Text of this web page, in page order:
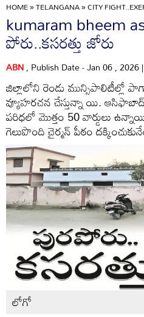
HOME»TELANGANA»CITY
kumaram bheem
పోరు..కసరత్తు జోరు
ABN, Publish Date - Jan 06 , 2026
జిల్లాలోని రెండు మున్సిపాలిటీల్లో
వ్యూహరచన చేస్తున్నా యి.
పరిధలో మొత్తం 50 వార్డులు
గెలుపొంది చైర్మన్‌ పీఠం
లోగో